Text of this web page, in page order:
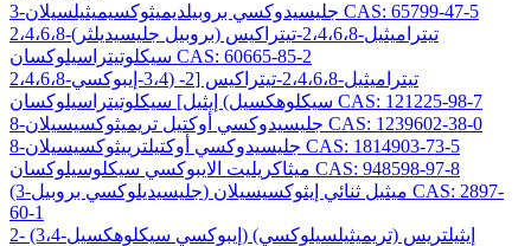
3-جليسيدوكسي بروبيلديميثوكسيميثيلسيلان CAS: 65799-47-5
2،4،6،8-تيتراميثيل-2،4،6،8-تيتراكيس (بروبيل جليسيديلثر)
سيكلوتيتراسيلوكسان CAS: 60665-85-2
2،4،6،8-تيتراميثيل-2،4،6،8-تيتراكيس [2- (3،4-إيبوكسي
سيكلوهكسيل) إيثيل] سيكلوتيتراسيلوكسان CAS: 121225-98-7
8-جليسيدوكسي أوكتيل تريميثوكسيسيلان CAS: 1239602-38-0
8-جليسيدوكسي أوكتيلترييثوكسيسيلان CAS: 1814903-73-5
ميثاكريليت الايبوكسي سيكلوسيلوكسان CAS: 948598-97-8
(3-جليسيديلوكسي بروبيل) ميثيل ثنائي إيثوكسيسيلان CAS: 2897-
60-1
2- (3،4-إيبوكسي سيكلوهكسيل) إيثيلتريس (تريميثيلسيلوكسي)